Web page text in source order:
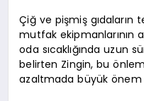
Çiğ ve pişmiş gıdaların
mutfak ekipmanlarının
oda sıcaklığında uzun
belirten Zingin, bu
azaltmada büyük önem